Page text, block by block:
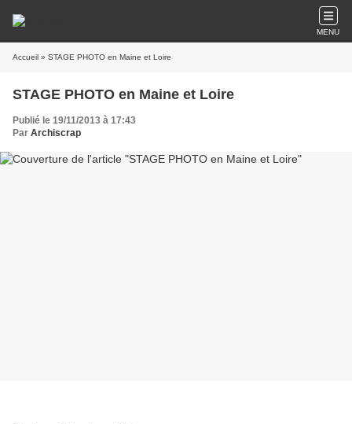
MENU
Accueil » STAGE PHOTO en Maine et Loire
STAGE PHOTO en Maine et Loire
Publié le 19/11/2013 à 17:43
Par Archiscrap